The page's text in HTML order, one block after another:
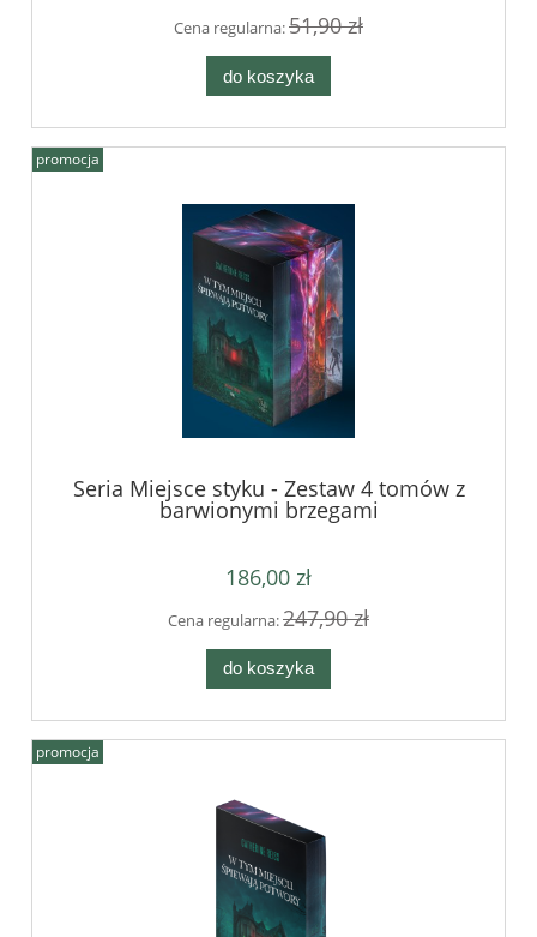
Cena regularna:51,90 zł
do koszyka
Seria Miejsce styku - Zestaw 4 tomów z
barwionymi brzegami
186,00 zł
Cena regularna:247,90 zł
do koszyka
promocja
promocja